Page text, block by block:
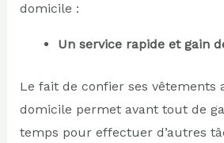
domicile :
Un service rapide et gain
Le fait de confier ses vêtements
domicile permet avant tout de
temps pour effectuer d’autres